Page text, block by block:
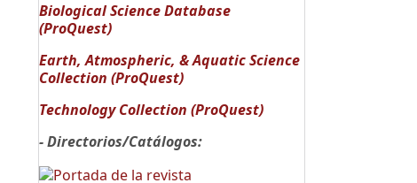
Biological Science Database
(ProQuest)
Earth, Atmospheric, & Aquatic Science
Collection (ProQuest)
Technology Collection (ProQuest)
- Directorios/Catálogos: